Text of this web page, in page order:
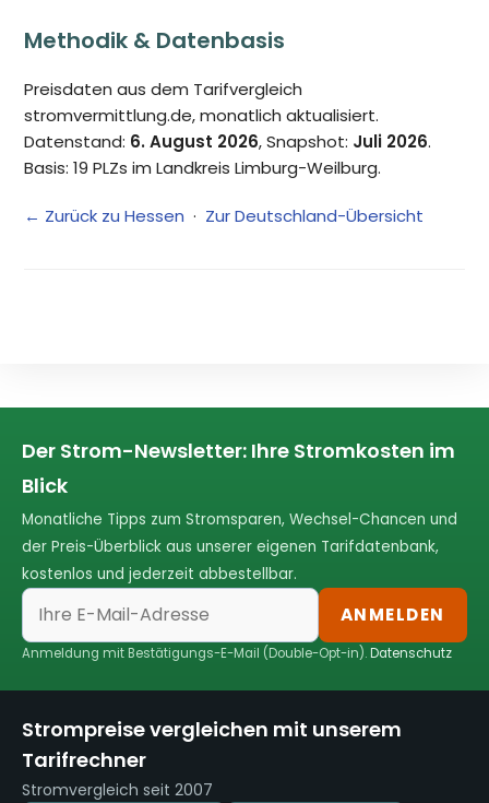
Methodik & Datenbasis
Preisdaten aus dem Tarifvergleich
stromvermittlung.de, monatlich aktualisiert.
Datenstand: 6. August 2026, Snapshot: Juli 2026.
Basis: 19 PLZs im Landkreis Limburg-Weilburg.
← Zurück zu Hessen · Zur Deutschland-Übersicht
Der Strom-Newsletter: Ihre Stromkosten im
Blick
Monatliche Tipps zum Stromsparen, Wechsel-Chancen und
der Preis-Überblick aus unserer eigenen Tarifdatenbank,
kostenlos und jederzeit abbestellbar.
ANMELDEN
Anmeldung mit Bestätigungs-E-Mail (Double-Opt-in).Datenschutz
Strompreise vergleichen mit unserem
Tarifrechner
Stromvergleich seit 2007